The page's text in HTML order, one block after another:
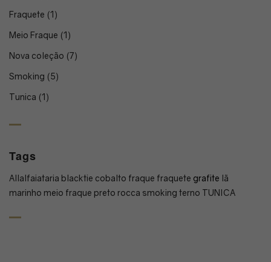
Fraquete (1)
Meio Fraque (1)
Nova coleção (7)
Smoking (5)
Tunica (1)
Tags
Allalfaiataria blacktie cobalto fraque fraquete grafite lã
marinho meio fraque preto rocca smoking terno TUNICA